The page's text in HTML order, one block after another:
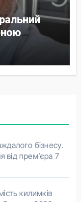
бізнесу.
від прем’єра 7
килимків